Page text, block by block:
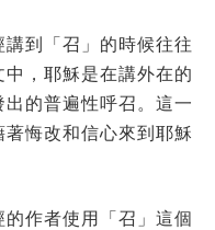
到「召」的時候往往
，耶穌是在講外在的
的普遍性呼召。這一
悔改和信心來到耶穌
作者使用「召」這個